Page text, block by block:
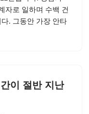
자로 일하며 수백 건
. 그동안 가장 안타
이 절반 지난